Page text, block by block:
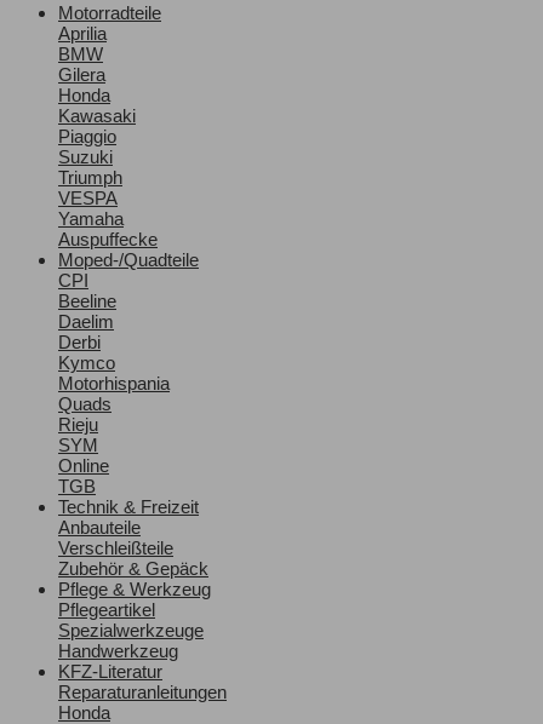
Motorradteile
Aprilia
BMW
Gilera
Honda
Kawasaki
Piaggio
Suzuki
Triumph
VESPA
Yamaha
Auspuffecke
Moped-/Quadteile
CPI
Beeline
Daelim
Derbi
Kymco
Motorhispania
Quads
Rieju
SYM
Online
TGB
Technik & Freizeit
Anbauteile
Verschleißteile
Zubehör & Gepäck
Pflege & Werkzeug
Pflegeartikel
Spezialwerkzeuge
Handwerkzeug
KFZ-Literatur
Reparaturanleitungen
Honda